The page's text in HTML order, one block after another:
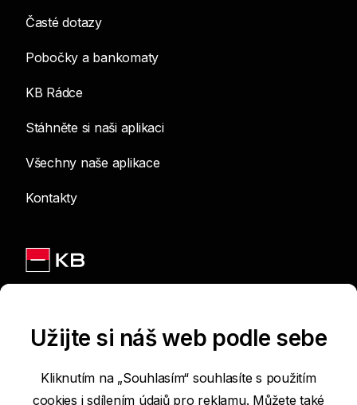
Časté dotazy
Pobočky a bankomaty
KB Rádce
Stáhněte si naši aplikaci
Všechny naše aplikace
Kontakty
Užijte si náš web podle sebe
Kliknutím na „Souhlasím“ souhlasíte s použitím
cookies i sdílením údajů pro reklamu. Můžete také